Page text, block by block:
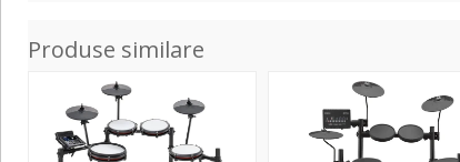
Produse similare